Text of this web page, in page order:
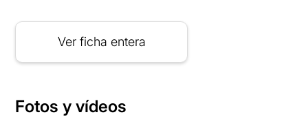
Ver ficha entera
Fotos y vídeos